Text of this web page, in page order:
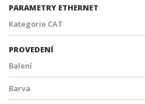
PARAMETRY ETHERNET
Kategorie CAT
PROVEDENÍ
Balení
Barva